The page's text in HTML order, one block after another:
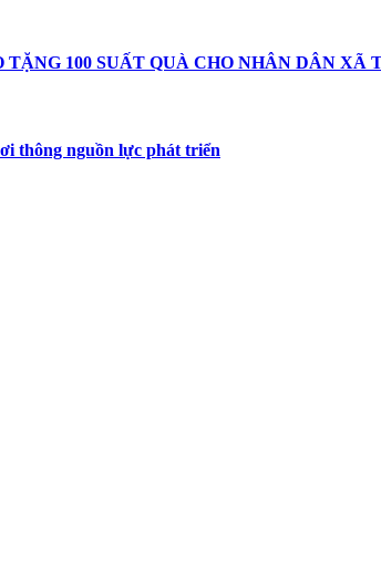
100 SUẤT QUÀ CHO NHÂN DÂN XÃ
thông nguồn lực phát triển